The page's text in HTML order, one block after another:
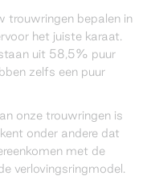
trouwringen bepalen in
het juiste karaat.
uit 58,5% puur
zelfs een puur
onze trouwringen is
onder andere dat
met de
verlovingsringmodel.